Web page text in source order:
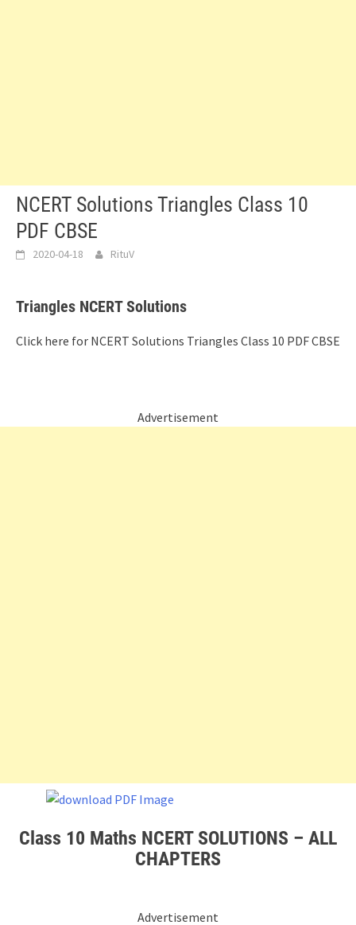
NCERT Solutions Triangles Class 10
PDF CBSE
2020-04-18 RituV
Triangles NCERT Solutions
Click here for NCERT Solutions Triangles Class 10 PDF CBSE
Advertisement
Class 10 Maths NCERT SOLUTIONS – ALL
CHAPTERS
Advertisement